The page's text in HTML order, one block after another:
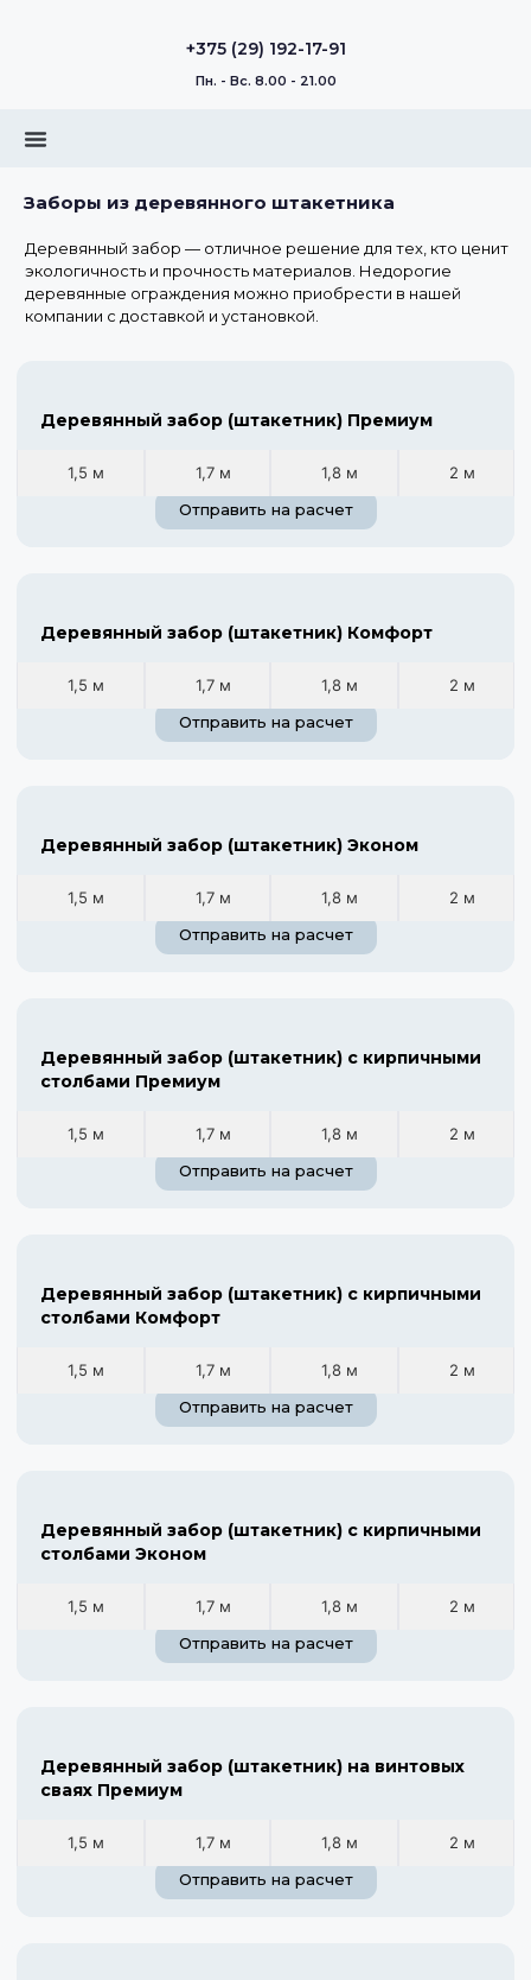
+375 (29) 192-17-91
Пн. - Вс. 8.00 - 21.00
Заборы из деревянного штакетника
Деревянный забор — отличное решение для тех, кто ценит
экологичность и прочность материалов. Недорогие
деревянные ограждения можно приобрести в нашей
компании с доставкой и установкой.
Деревянный забор (штакетник) Премиум
1,5 м 1,7 м 1,8 м
2 м
Отправить на расчет
Деревянный забор (штакетник) Комфорт
1,5 м 1,7 м 1,8 м
2 м
Отправить на расчет
Деревянный забор (штакетник) Эконом
1,5 м 1,7 м 1,8 м
2 м
Отправить на расчет
Деревянный забор (штакетник) с кирпичными
столбами Премиум
1,5 м 1,7 м 1,8 м
2 м
Отправить на расчет
Деревянный забор (штакетник) с кирпичными
столбами Комфорт
1,5 м 1,7 м 1,8 м
2 м
Отправить на расчет
Деревянный забор (штакетник) с кирпичными
столбами Эконом
1,5 м 1,7 м 1,8 м
2 м
Отправить на расчет
Деревянный забор (штакетник) на винтовых
сваях Премиум
1,5 м 1,7 м 1,8 м
2 м
Отправить на расчет